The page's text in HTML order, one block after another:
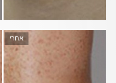
אחרי